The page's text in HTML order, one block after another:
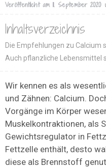
Veröffentlicht am 11. September 2020
Inhaltsverzeichnis
Die Empfehlungen zu Calcium
Auch pflanzliche Lebensmittel
Wir kennen es als
und Zähnen: Calcium.
Vorgänge im Körper
Muskelkontraktionen, als
Gewichtsregulator in
Fettzelle enthält, desto
diese als Brennstoff